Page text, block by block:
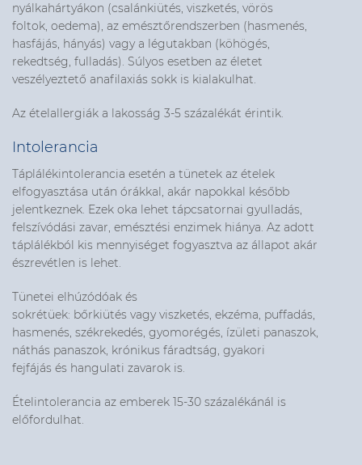
nyálkahártyákon (csalánkiütés, viszketés, vörös
foltok, oedema), az emésztőrendszerben (hasmenés,
hasfájás, hányás) vagy a légutakban (köhögés,
rekedtség, fulladás). Súlyos esetben az életet
veszélyeztető anafilaxiás sokk is kialakulhat.
Az ételallergiák a lakosság 3-5 százalékát érintik.
Intolerancia
Táplálékintolerancia esetén a tünetek az ételek
elfogyasztása után órákkal, akár napokkal később
jelentkeznek. Ezek oka lehet tápcsatornai gyulladás,
felszívódási zavar, emésztési enzimek hiánya. Az adott
táplálékból kis mennyiséget fogyasztva az állapot akár
észrevétlen is lehet.
Tünetei elhúzódóak és
sokrétüek: bőrkiütés vagy viszketés, ekzéma, puffadás,
hasmenés, székrekedés, gyomorégés, ízületi panaszok,
náthás panaszok, krónikus fáradtság, gyakori
fejfájás és hangulati zavarok is.
Ételintolerancia az emberek 15-30 százalékánál is
előfordulhat.